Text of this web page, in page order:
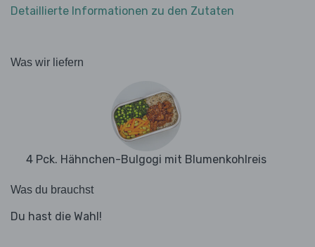
Detaillierte Informationen zu den Zutaten
Was wir liefern
4 Pck. Hähnchen-Bulgogi mit Blumenkohlreis
Was du brauchst
Du hast die Wahl!